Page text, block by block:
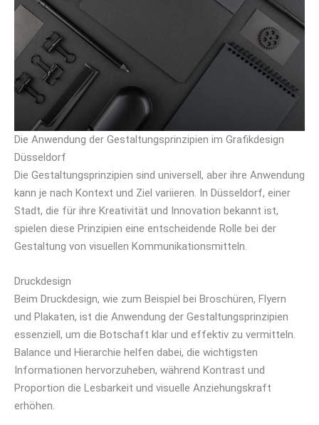
Die Anwendung der Gestaltungsprinzipien im Grafikdesign
Düsseldorf
Die Gestaltungsprinzipien sind universell, aber ihre Anwendung
kann je nach Kontext und Ziel variieren. In Düsseldorf, einer
Stadt, die für ihre Kreativität und Innovation bekannt ist,
spielen diese Prinzipien eine entscheidende Rolle bei der
Gestaltung von visuellen Kommunikationsmitteln.
Druckdesign
Beim Druckdesign, wie zum Beispiel bei Broschüren, Flyern
und Plakaten, ist die Anwendung der Gestaltungsprinzipien
essenziell, um die Botschaft klar und effektiv zu vermitteln.
Balance und Hierarchie helfen dabei, die wichtigsten
Informationen hervorzuheben, während Kontrast und
Proportion die Lesbarkeit und visuelle Anziehungskraft
erhöhen.